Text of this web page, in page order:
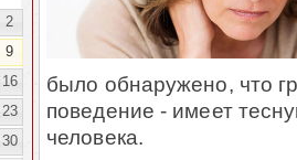
2
9
16
23
30
было обнаружено, что
поведение - имеет
человека.